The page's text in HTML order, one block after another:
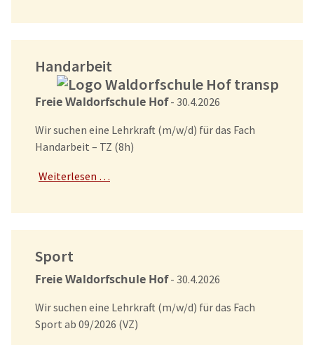
Handarbeit
Freie Waldorfschule Hof- 30.4.2026
Wir suchen eine Lehrkraft (m/w/d) für das Fach
Handarbeit – TZ (8h)
Weiterlesen …
Sport
Freie Waldorfschule Hof- 30.4.2026
Wir suchen eine Lehrkraft (m/w/d) für das Fach
Sport ab 09/2026 (VZ)